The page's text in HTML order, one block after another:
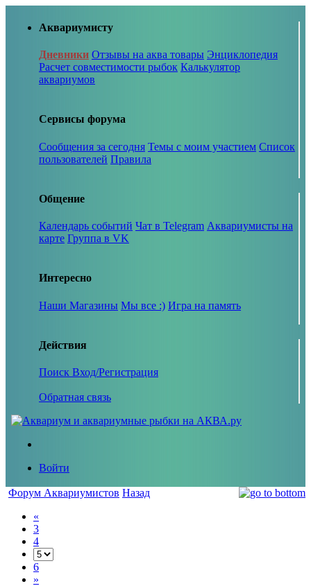
Аквариумисту
Дневники Отзывы на аква товары Энциклопедия
Расчет совместимости рыбок Калькулятор
аквариумов
Сервисы форума
Сообщения за сегодня Темы с моим участием Список
пользователей Правила
Общение
Календарь событий Чат в Telegram Аквариумисты на
карте Группа в VK
Интересно
Наши Магазины Мы все :) Игра на память
Действия
Поиск Вход/Регистрация
Обратная связь
Войти
Форум Аквариумистов Назад
«
3
4
6
»